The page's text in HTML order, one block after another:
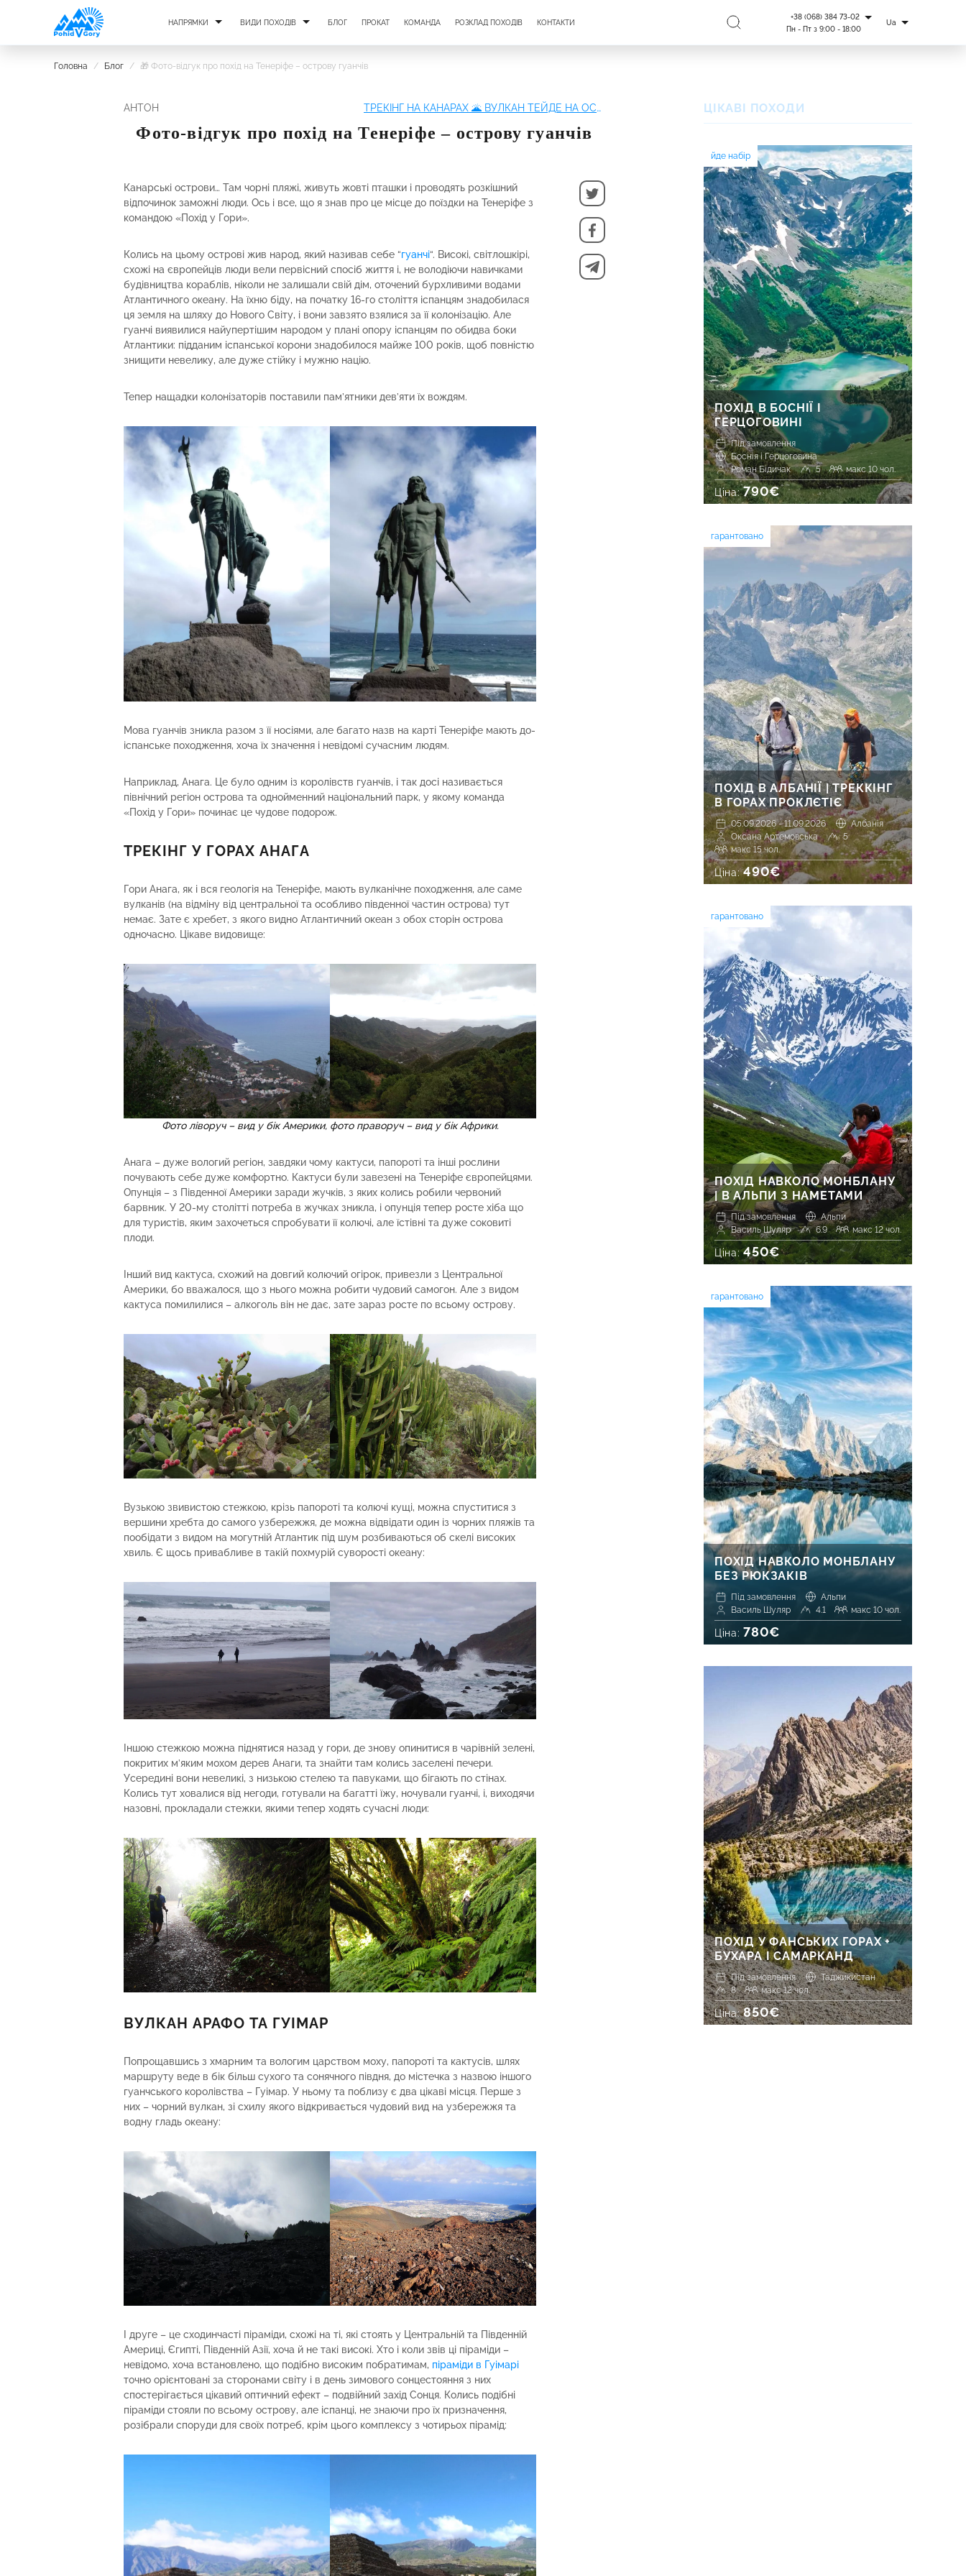
НАПРЯМКИ ВИДИ ПОХОДІВ БЛОГ ПРОКАТ КОМАНДА РОЗКЛАД ПОХОДІВ КОНТАКТИ
+38 (068) 384 73-02
Пн - Пт з 9:00 - 18:00
Ua
Головна / Блог / 🎁 Фото-відгук про похід на Тенеріфе – острову гуанчів
АНТОН ТРЕКІНГ НА КАНАРАХ 🌋 ВУЛКАН ТЕЙДЕ НА ОСТРОВІ ТЕНЕРІФЕ
Фото-відгук про похід на Тенеріфе – острову гуанчів
Канарські острови… Там чорні пляжі, живуть жовті пташки і проводять розкішний
відпочинок заможні люди. Ось і все, що я знав про це місце до поїздки на Тенеріфе з
командою «Похід у Гори».
Колись на цьому острові жив народ, який називав себе “гуанчі“. Високі, світлошкірі,
схожі на європейців люди вели первісний спосіб життя і, не володіючи навичками
будівництва кораблів, ніколи не залишали свій дім, оточений бурхливими водами
Атлантичного океану. На їхню біду, на початку 16-го століття іспанцям знадобилася
ця земля на шляху до Нового Світу, і вони завзято взялися за її колонізацію. Але
гуанчі виявилися найупертішим народом у плані опору іспанцям по обидва боки
Атлантики: підданим іспанської корони знадобилося майже 100 років, щоб повністю
знищити невелику, але дуже стійку і мужню націю.
Тепер нащадки колонізаторів поставили пам’ятники дев’яти їх вождям.
Мова гуанчів зникла разом з її носіями, але багато назв на карті Тенеріфе мають до-
іспанське походження, хоча їх значення і невідомі сучасним людям.
Наприклад, Анага. Це було одним із королівств гуанчів, і так досі називається
північний регіон острова та однойменний національний парк, у якому команда
«Похід у Гори» починає це чудове подорож.
ТРЕКІНГ У ГОРАХ АНАГА
Гори Анага, як і вся геологія на Тенеріфе, мають вулканічне походження, але саме
вулканів (на відміну від центральної та особливо південної частин острова) тут
немає. Зате є хребет, з якого видно Атлантичний океан з обох сторін острова
одночасно. Цікаве видовище:
Фото ліворуч – вид у бік Америки, фото праворуч – вид у бік Африки.
Анага – дуже вологий регіон, завдяки чому кактуси, папороті та інші рослини
почувають себе дуже комфортно. Кактуси були завезені на Тенеріфе європейцями.
Опунція – з Південної Америки заради жучків, з яких колись робили червоний
барвник. У 20-му столітті потреба в жучках зникла, і опунція тепер росте хіба що
для туристів, яким захочеться спробувати її колючі, але їстівні та дуже соковиті
плоди.
Інший вид кактуса, схожий на довгий колючий огірок, привезли з Центральної
Америки, бо вважалося, що з нього можна робити чудовий самогон. Але з видом
кактуса помилилися – алкоголь він не дає, зате зараз росте по всьому острову.
Вузькою звивистою стежкою, крізь папороті та колючі кущі, можна спуститися з
вершини хребта до самого узбережжя, де можна відвідати один із чорних пляжів та
пообідати з видом на могутній Атлантик під шум розбиваються об скелі високих
хвиль. Є щось привабливе в такій похмурій суворості океану:
Іншою стежкою можна піднятися назад у гори, де знову опинитися в чарівній зелені,
покритих м’яким мохом дерев Анаги, та знайти там колись заселені печери.
Усередині вони невеликі, з низькою стелею та павуками, що бігають по стінах.
Колись тут ховалися від негоди, готували на багатті їжу, ночували гуанчі, і, виходячи
назовні, прокладали стежки, якими тепер ходять сучасні люди:
ВУЛКАН АРАФО ТА ГУІМАР
Попрощавшись з хмарним та вологим царством моху, папороті та кактусів, шлях
маршруту веде в бік більш сухого та сонячного півдня, до містечка з назвою іншого
гуанчського королівства – Гуімар. У ньому та поблизу є два цікаві місця. Перше з
них – чорний вулкан, зі схилу якого відкривається чудовий вид на узбережжя та
водну гладь океану:
І друге – це сходинчасті піраміди, схожі на ті, які стоять у Центральній та Південній
Америці, Єгипті, Південній Азії, хоча й не такі високі. Хто і коли звів ці піраміди –
невідомо, хоча встановлено, що подібно високим побратимам, піраміди в Гуімарі
точно орієнтовані за сторонами світу і в день зимового сонцестояння з них
спостерігається цікавий оптичний ефект – подвійний захід Сонця. Колись подібні
піраміди стояли по всьому острову, але іспанці, не знаючи про їх призначення,
розібрали споруди для своїх потреб, крім цього комплексу з чотирьох пірамід:
ЦІКАВІ ПОХОДИ
йде набір
ПОХІД В БОСНІЇ І
ГЕРЦОГОВИНІ
Під замовлення
Боснія і Герцоговина
Роман Бідичак
5 макс 10 чол.
Ціна:790€
гарантовано
ПОХІД В АЛБАНІЇ | ТРЕККІНГ
В ГОРАХ ПРОКЛЄТІЄ
05.09.2026 - 11.09.2026
Албанія
Оксана Артемовська
5
макс 15 чол.
Ціна:490€
гарантовано
ПОХІД НАВКОЛО МОНБЛАНУ
| В АЛЬПИ З НАМЕТАМИ
Під замовлення
Альпи
Василь Шуляр
6.9 макс 12 чол.
Ціна:450€
гарантовано
ПОХІД НАВКОЛО МОНБЛАНУ
БЕЗ РЮКЗАКІВ
Під замовлення
Альпи
Василь Шуляр
4.1 макс 10 чол.
Ціна: 780€
ПОХІД У ФАНСЬКИХ ГОРАХ +
БУХАРА І САМАРКАНД
Під замовлення
Таджикистан
8
макс 12 чол.
Ціна:850€